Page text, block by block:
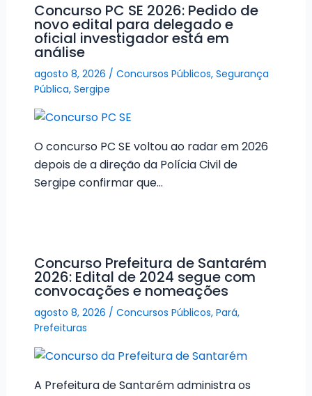
Concurso PC SE 2026: Pedido de
novo edital para delegado e
oficial investigador está em
análise
agosto 8, 2026 / Concursos Públicos, Segurança
Pública, Sergipe
O concurso PC SE voltou ao radar em 2026
depois de a direção da Polícia Civil de
Sergipe confirmar que…
Concurso Prefeitura de Santarém
2026: Edital de 2024 segue com
convocações e nomeações
agosto 8, 2026 / Concursos Públicos, Pará,
Prefeituras
A Prefeitura de Santarém administra os